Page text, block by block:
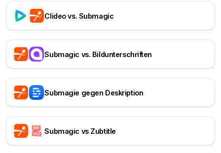
Clideo vs. Submagic
Submagic vs. Bildunterschriften
Submagie gegen Deskription
Submagic vs Zubtitle